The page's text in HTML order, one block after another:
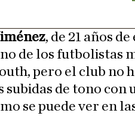
, de 21 años
de los futbolistas
pero el club no
de tono con
se puede ver en